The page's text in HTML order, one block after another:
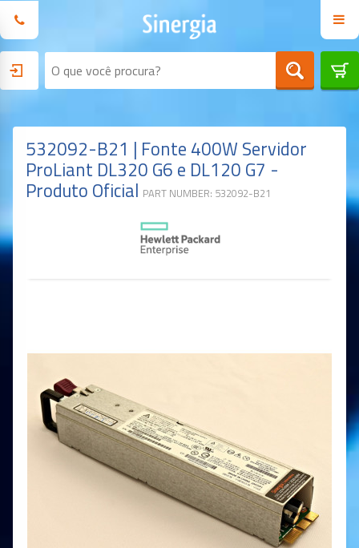
532092-B21 | Fonte 400W Servidor
ProLiant DL320 G6 e DL120 G7 -
Produto Oficial PART NUMBER: 532092-B21